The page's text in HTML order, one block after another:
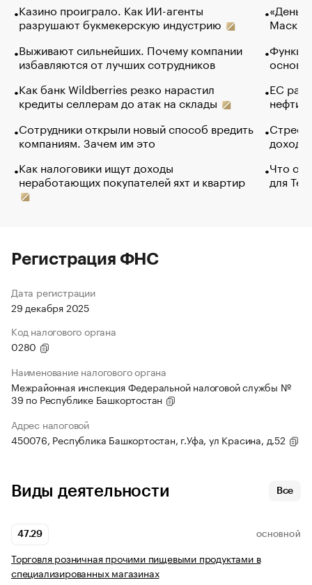
Казино проиграло. Как ИИ-агенты
разрушают букмекерскую индустрию
Выживают сильнейших. Почему компании
избавляются от лучших сотрудников
Как банк Wildberries резко нарастил
кредиты селлерам до атак на склады
Сотрудники открыли новый способ вредить
компаниям. Зачем им это
Как налоговики ищут доходы
неработающих покупателей яхт и квартир
Маск в
основ
ЕС
нефти
Что
для
Регистрация ФНС
Дата регистрации
29 декабря 2025
Код налогового органа
0280
Наименование налогового органа
Межрайонная инспекция Федеральной налоговой службы №
39 по Республике Башкортостан
Адрес налоговой
450076, Республика Башкортостан, г.Уфа, ул Красина, д.52
Виды деятельности Все
47.29 ОСНОВНОЙ
Торговля розничная прочими пищевыми продуктами в
специализированных магазинах